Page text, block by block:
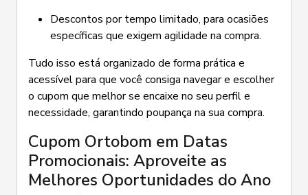
Descontos por tempo limitado, para ocasiões
específicas que exigem agilidade na compra.
Tudo isso está organizado de forma prática e
acessível para que você consiga navegar e escolher
o cupom que melhor se encaixe no seu perfil e
necessidade, garantindo poupança na sua compra.
Cupom Ortobom em Datas
Promocionais: Aproveite as
Melhores Oportunidades do Ano